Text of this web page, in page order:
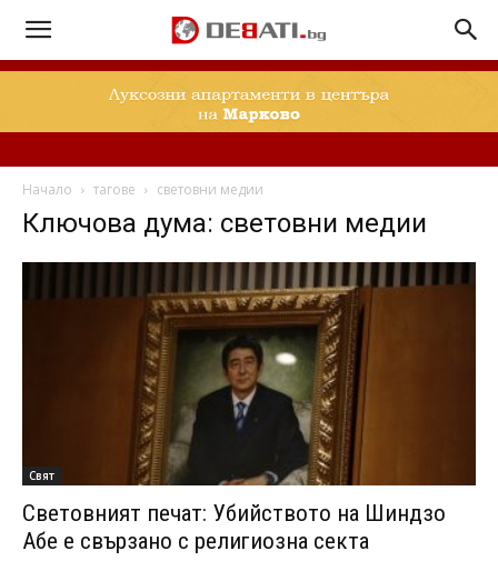
Начало тагове световни медии
Ключова дума: световни медии
Свят
Световният печат: Убийството на Шиндзо
Абе е свързано с религиозна секта